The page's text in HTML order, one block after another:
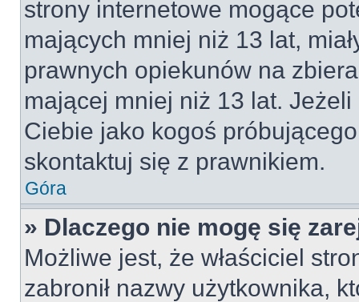
strony internetowe mogące
mających mniej niż 13 lat,
prawnych opiekunów na
mającej mniej niż 13 lat.
Ciebie jako kogoś
skontaktuj się z prawnikiem.
Góra
» Dlaczego nie mogę się
Możliwe jest, że właściciel
zabronił nazwy użytkownika,